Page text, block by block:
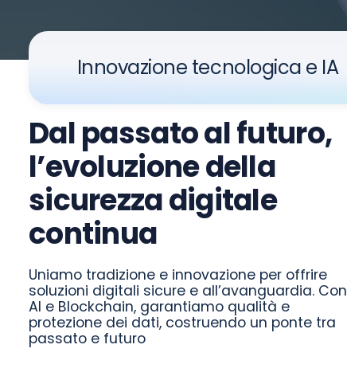
Innovazione tecnologica e IA
Dal passato al futuro,
l’evoluzione della
sicurezza digitale
continua
Uniamo tradizione e innovazione per offrire
soluzioni digitali sicure e all’avanguardia. Con
AI e Blockchain, garantiamo qualità e
protezione dei dati, costruendo un ponte tra
passato e futuro